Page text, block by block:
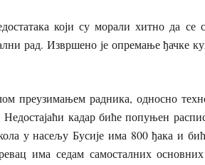
који су морали хитно да се
рад. Извршено је опремање ђачке
преузимањем радника, односно
кадар биће попуњен
у насељу Бусије има 800 ђака и
има седам самосталних